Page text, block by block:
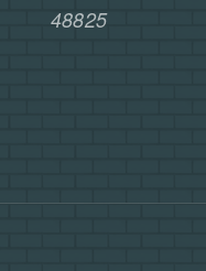
48825